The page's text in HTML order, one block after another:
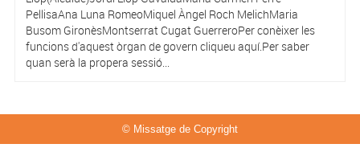
PellisaAna Luna RomeoMiquel Àngel Roch MelichMaria
Busom GironèsMontserrat Cugat GuerreroPer conèixer les
funcions d'aquest òrgan de govern cliqueu aquí.Per saber
quan serà la propera sessió...
© Missatge de Copyright